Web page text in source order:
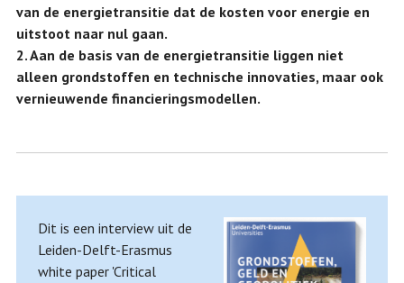
van de energietransitie dat de kosten voor energie en
uitstoot naar nul gaan.
2. Aan de basis van de energietransitie liggen niet
alleen grondstoffen en technische innovaties, maar ook
vernieuwende financieringsmodellen.
Dit is een interview uit de
Leiden-Delft-Erasmus
white paper 'Critical